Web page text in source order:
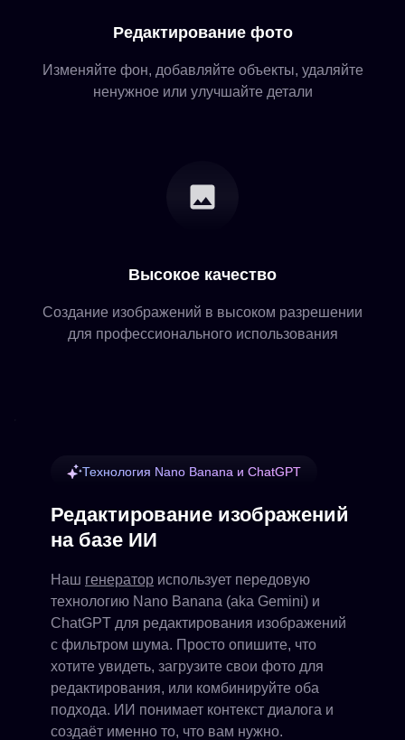
Редактирование фото
Изменяйте фон, добавляйте объекты, удаляйте
ненужное или улучшайте детали
Высокое качество
Создание изображений в высоком разрешении
для профессионального использования
Технология Nano Banana и ChatGPT
Редактирование изображений
на базе ИИ
Наш генератор использует передовую
технологию Nano Banana (aka Gemini) и
ChatGPT для редактирования изображений
с фильтром шума. Просто опишите, что
хотите увидеть, загрузите свои фото для
редактирования, или комбинируйте оба
подхода. ИИ понимает контекст диалога и
создаёт именно то, что вам нужно.